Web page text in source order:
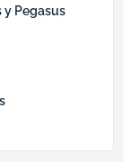
y Pegasus